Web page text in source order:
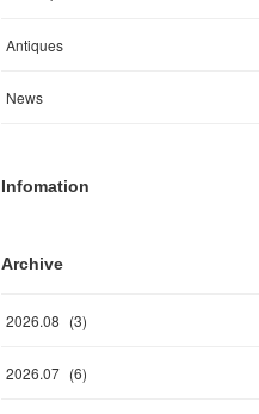
Antiques
News
Infomation
Archive
2026.08 (3)
2026.07 (6)